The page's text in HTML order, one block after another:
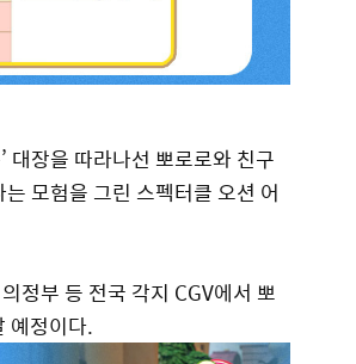
대장을 따라나선 뽀로로와 친구
모험을 그린 스펙터클 오션 어
정부 등 전국 각지 CGV에서 뽀
예정이다.